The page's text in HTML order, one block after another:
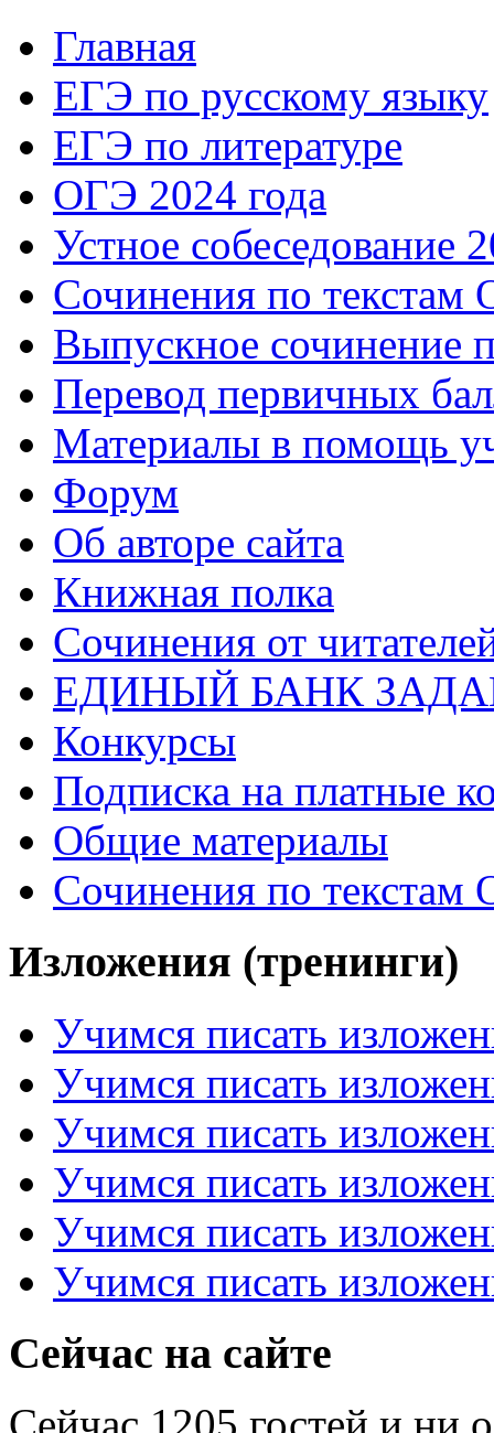
Главная
ЕГЭ по русскому языку
ЕГЭ по литературе
ОГЭ 2024 года
Устное собеседование
Сочинения по текстам
Выпускное сочинение
Перевод первичных
Материалы в помощь
Форум
Об авторе сайта
Книжная полка
Cочинения от
ЕДИНЫЙ БАНК
Конкурсы
Подписка на платные
Общие материалы
Сочинения по текстам
Изложения (тренинги)
Учимся писать
Учимся писать
Учимся писать
Учимся писать
Учимся писать
Учимся писать
Сейчас на сайте